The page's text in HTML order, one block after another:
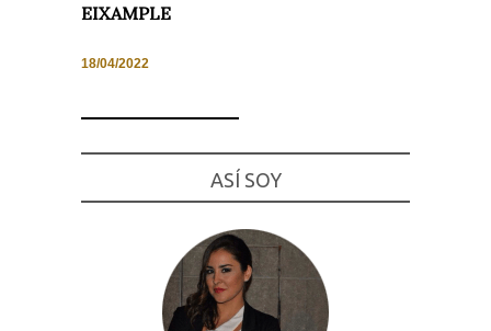
EIXAMPLE
18/04/2022
ASÍ SOY
Estadísticas